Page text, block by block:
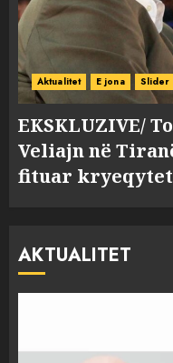
Aktualitet E jona Slider
EKSKLUZIVE/
Veliajn në
fituar
AKTUALITET